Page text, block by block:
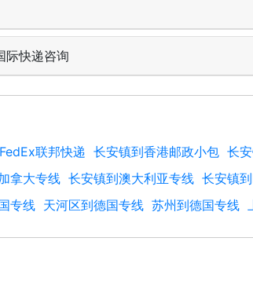
际快递咨询
联邦快递 长安镇到香港邮政小包 长
拿大专线 长安镇到澳大利亚专线 长安镇
专线 天河区到德国专线 苏州到德国专线